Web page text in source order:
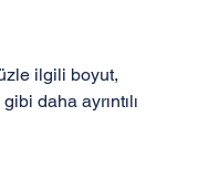
ilgili boyut,
daha ayrıntılı